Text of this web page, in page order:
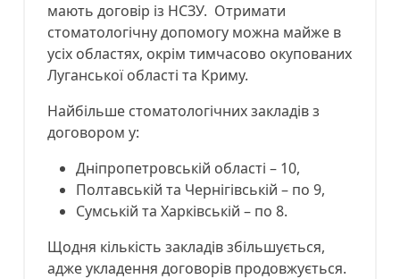
мають договір із НСЗУ. Отримати
стоматологічну допомогу можна майже в
усіх областях, окрім тимчасово окупованих
Луганської області та Криму.
Найбільше стоматологічних закладів з
договором у:
Дніпропетровській області – 10,
Полтавській та Чернігівській – по 9,
Сумській та Харківській – по 8.
Щодня кількість закладів збільшується,
адже укладення договорів продовжується.